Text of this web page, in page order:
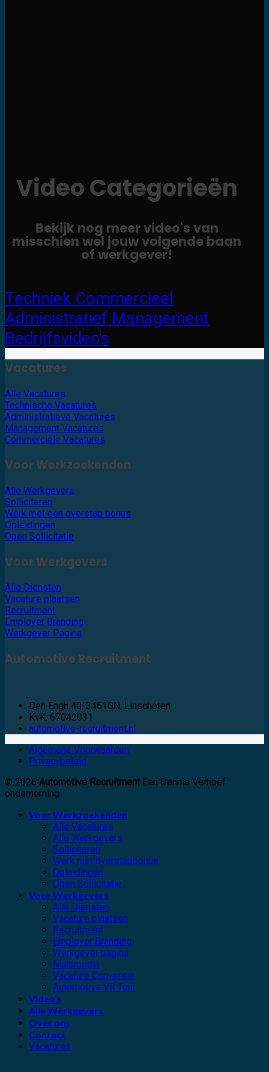
Video Categorieën
Bekijk nog meer video's van
misschien wel jouw volgende baan
of werkgever!
Techniek Commercieel
Administratief Management
Bedrijfsvideo's
Vacatures
Alle Vacatures
Technische Vacatures
Administratieve Vacatures
Management Vacatures
Commerciële Vacatures
Voor Werkzoekenden
Alle Werkgevers
Solliciteren
Werk met een overstap bonus
Opleidingen
Open Sollicitatie
Voor Werkgevers
Alle Diensten
Vacature plaatsen
Recruitment
Employer Branding
Werkgever Pagina
Automotive Recruitment
Den Engh 40, 3461GN, Linschoten
KvK: 67042031
automotive-recruitment.nl
Algemene Voorwaarden
Privacybeleid
© 2026 Automotive RecruitmentEen Dennis Verhoef
onderneming
Voor Werkzoekenden
Alle Vacatures
Alle Werkgevers
Solliciteren
Werk met overstapbonus
Opleidingen
Open Sollicitatie
Voor Werkgevers
Alle Diensten
Vacature plaatsen
Recruitment
Employer Branding
Werkgever pagina
Multimedia
Vacature Conversie
Automotive VR Tour
Video’s
Alle Werkgevers
Over ons
Contact
Vacatures